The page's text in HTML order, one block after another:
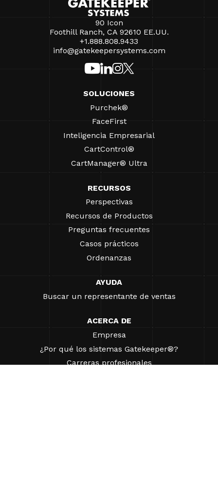
90 Icon
Foothill Ranch, CA 92610 EE.UU.
+1.888.808.9433
info@gatekeepersystems.com
SOLUCIONES
Purchek®
FaceFirst
Inteligencia Empresarial
CartControl®
CartManager® Ultra
RECURSOS
Perspectivas
Recursos de Productos
Preguntas frecuentes
Casos prácticos
Ordenanzas
AYUDA
Buscar un representante de ventas
ACERCA DE
Empresa
¿Por qué los sistemas Gatekeeper®?
Carreras profesionales